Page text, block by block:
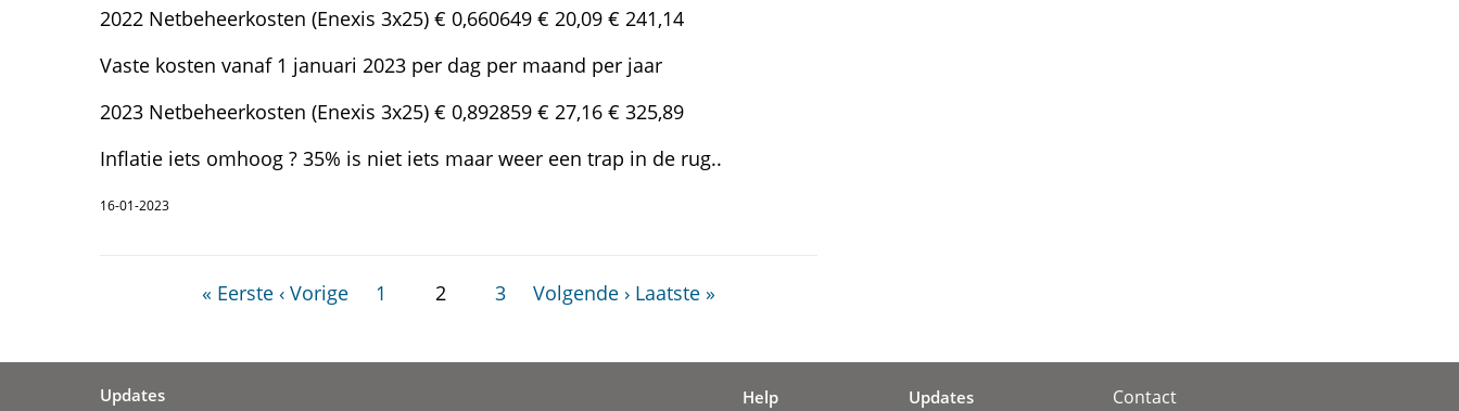
2022 Netbeheerkosten (Enexis 3x25) € 0,660649 € 20,09 € 241,14
Vaste kosten vanaf 1 januari 2023 per dag per maand per jaar
2023 Netbeheerkosten (Enexis 3x25) € 0,892859 € 27,16 € 325,89
Inflatie iets omhoog ? 35% is niet iets maar weer een trap in de rug..
16-01-2023
« Eerste ‹ Vorige 1 2 3 Volgende › Laatste »
Updates
Help
Updates
Contact